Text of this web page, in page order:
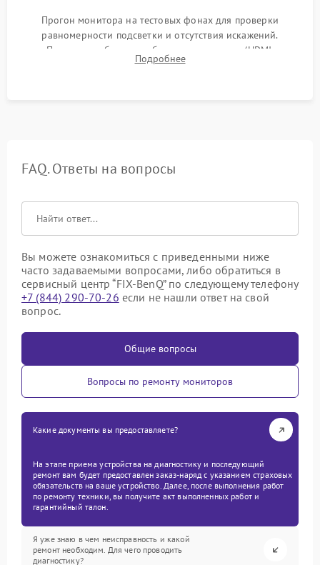
Прогон монитора на тестовых фонах для проверки
равномерности подсветки и отсутствия искажений.
Проверка работоспособности всех портов (HDMI,
DisplayPort, VGA) и кнопок управления под нагрузкой в
Подробнее
FAQ. Ответы на вопросы
Вы можете ознакомиться с приведенными ниже
часто задаваемыми вопросами, либо обратиться в
сервисный центр “FIX-BenQ” по следующему телефону
+7 (844) 290-70-26 если не нашли ответ на свой
вопрос.
Общие вопросы
Вопросы по ремонту мониторов
Какие документы вы предоставляете?
На этапе приема устройства на диагностику и последующий
ремонт вам будет предоставлен заказ-наряд с указанием страховых
обязательств на ваше устройство. Далее, после выполнения работ
по ремонту техники, вы получите акт выполненных работ и
гарантийный талон.
Я уже знаю в чем неисправность и какой
ремонт необходим. Для чего проводить
диагностику?